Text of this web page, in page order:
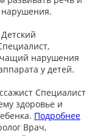
Детский
нарушения
у детей.
Специалист
здоровье и
Подробнее
Врач,